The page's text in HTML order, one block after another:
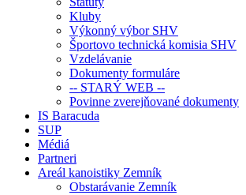
Kluby
Výkonný výbor SHV
Športovo technická komisia SHV
Vzdelávanie
Dokumenty formuláre
-- STARÝ WEB --
Povinne zverejňované dokumenty
IS Baracuda
SUP
Médiá
Partneri
Areál kanoistiky Zemník
Obstarávanie Zemník